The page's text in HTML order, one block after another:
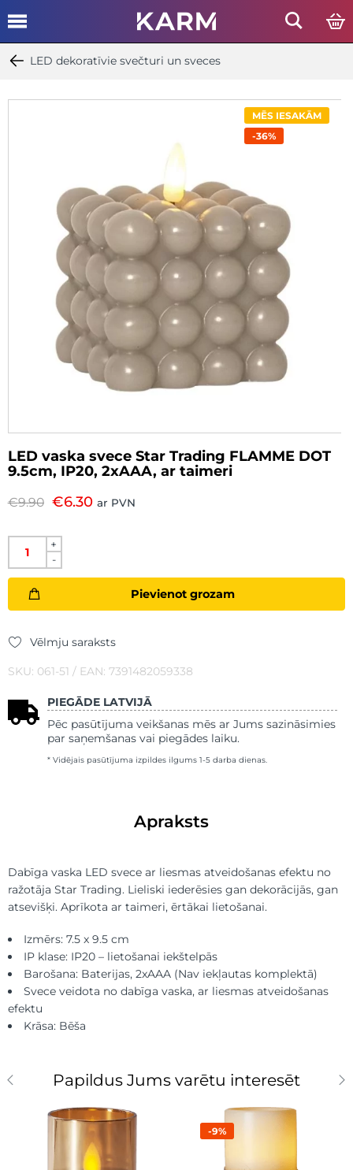
LED dekoratīvie svečturi un sveces
MĒS IESAKĀM
-36%
LED vaska svece Star Trading FLAMME DOT
9.5cm, IP20, 2xAAA, ar taimeri
€9.90 €6.30 ar PVN
+
-
Pievienot grozam
Vēlmju saraksts
SKU: 061-51 / EAN: 7391482059338
PIEGĀDE LATVIJĀ
Pēc pasūtījuma veikšanas mēs ar Jums sazināsimies
par saņemšanas vai piegādes laiku.
* Vidējais pasūtījuma izpildes ilgums 1-5 darba dienas.
Apraksts
Dabīga vaska LED svece ar liesmas atveidošanas efektu no
ražotāja Star Trading. Lieliski iederēsies gan dekorācijās, gan
atsevišķi. Aprīkota ar taimeri, ērtākai lietošanai.
Izmērs: 7.5 x 9.5 cm
IP klase: IP20 – lietošanai iekštelpās
Barošana: Baterijas, 2xAAA (Nav iekļautas komplektā)
Svece veidota no dabīga vaska, ar liesmas atveidošanas
efektu
Krāsa: Bēša
Papildus Jums varētu interesēt
-9%